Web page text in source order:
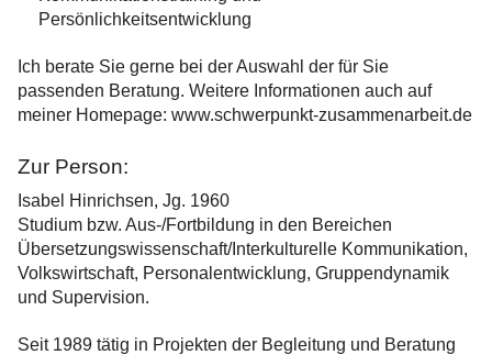
Persönlichkeitsentwicklung
Ich berate Sie gerne bei der Auswahl der für Sie
passenden Beratung. Weitere Informationen auch auf
meiner Homepage: www.schwerpunkt-zusammenarbeit.de
Zur Person:
Isabel Hinrichsen, Jg. 1960
Studium bzw. Aus-/Fortbildung in den Bereichen
Übersetzungswissenschaft/Interkulturelle Kommunikation,
Volkswirtschaft, Personalentwicklung, Gruppendynamik
und Supervision.
Seit 1989 tätig in Projekten der Begleitung und Beratung